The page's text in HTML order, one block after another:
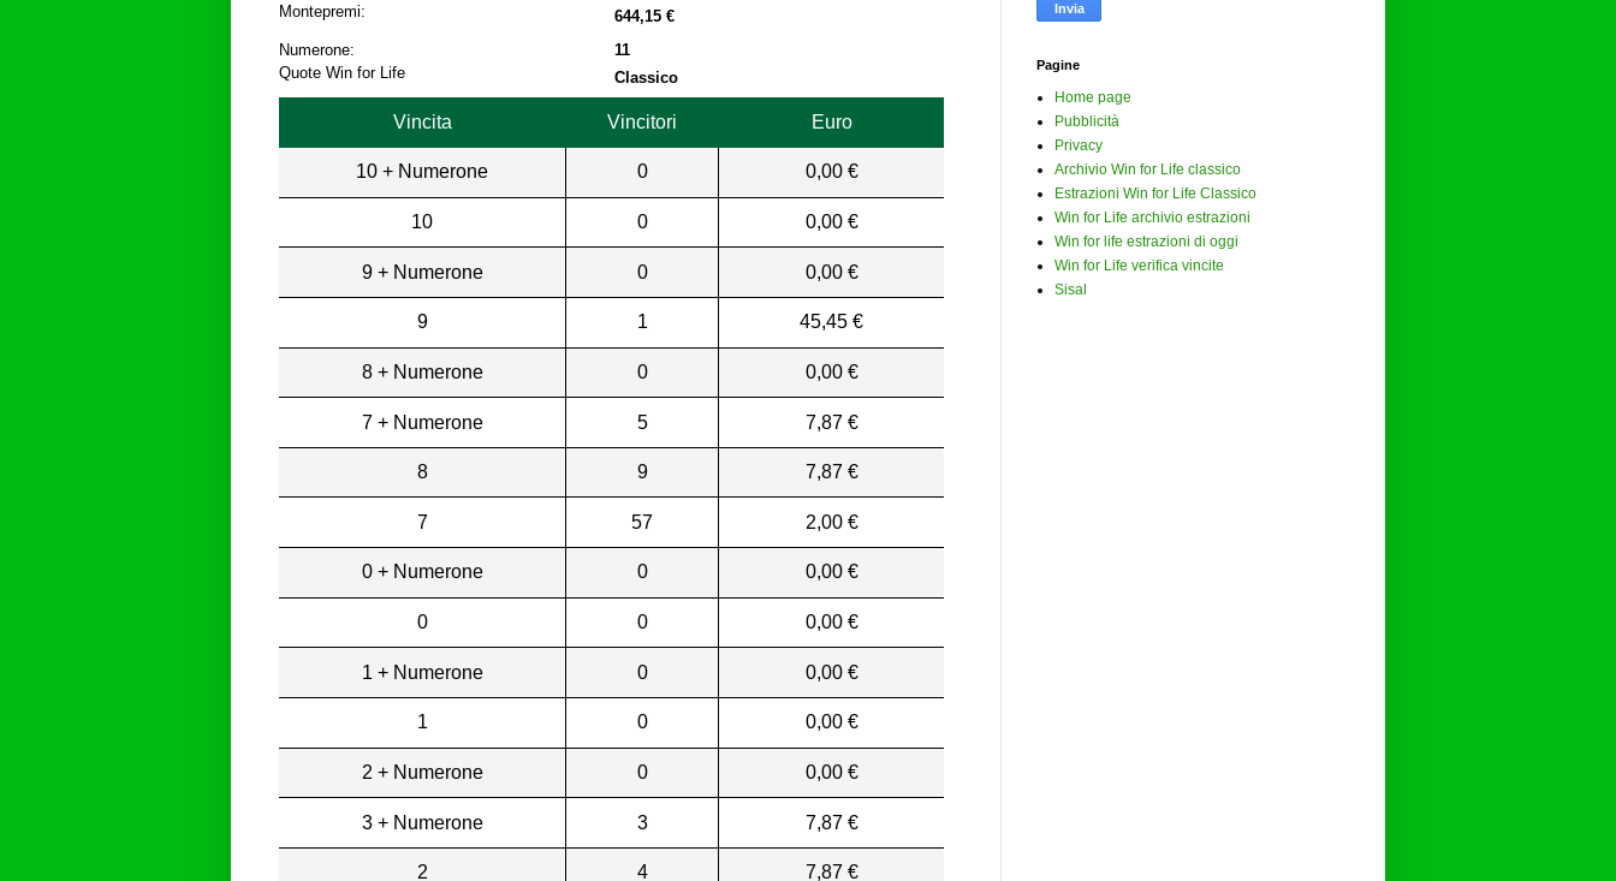
Montepremi:
644,15 €
Numerone:
11
Quote Win for Life
Classico
Vincita Vincitori Euro
10 + Numerone 0 0,00 €
10 0 0,00 €
9 + Numerone 0 0,00 €
9 1 45,45 €
8 + Numerone 0 0,00 €
7 + Numerone 5 7,87 €
8 9 7,87 €
7 57 2,00 €
0 + Numerone 0 0,00 €
0 0 0,00 €
1 + Numerone 0 0,00 €
1 0 0,00 €
2 + Numerone 0 0,00 €
3 + Numerone 3 7,87 €
2 4 7,87 €
Pagine
Home page
Pubblicità
Privacy
Archivio Win for Life classico
Estrazioni Win for Life Classico
Win for Life archivio estrazioni
Win for life estrazioni di oggi
Win for Life verifica vincite
Sisal